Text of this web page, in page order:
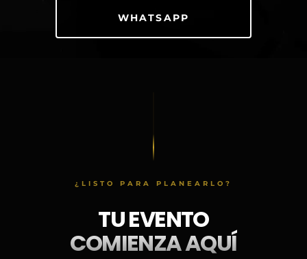
WHATSAPP
¿LISTO PARA PLANEARLO?
TU EVENTO
COMIENZA AQUÍ